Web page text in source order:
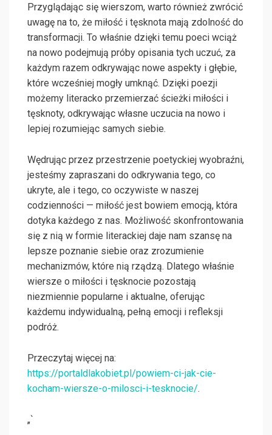
Przyglądając się wierszom, warto również zwrócić
uwagę na to, że miłość i tęsknota mają zdolność do
transformacji. To właśnie dzięki temu poeci wciąż
na nowo podejmują próby opisania tych uczuć, za
każdym razem odkrywając nowe aspekty i głębie,
które wcześniej mogły umknąć. Dzięki poezji
możemy literacko przemierzać ścieżki miłości i
tęsknoty, odkrywając własne uczucia na nowo i
lepiej rozumiejąc samych siebie.
Wędrując przez przestrzenie poetyckiej wyobraźni,
jesteśmy zapraszani do odkrywania tego, co
ukryte, ale i tego, co oczywiste w naszej
codzienności — miłość jest bowiem emocją, która
dotyka każdego z nas. Możliwość skonfrontowania
się z nią w formie literackiej daje nam szansę na
lepsze poznanie siebie oraz zrozumienie
mechanizmów, które nią rządzą. Dlatego właśnie
wiersze o miłości i tęsknocie pozostają
niezmiennie popularne i aktualne, oferując
każdemu indywidualną, pełną emocji i refleksji
podróż.
Przeczytaj więcej na:
https://portaldlakobiet.pl/powiem-ci-jak-cie-
kocham-wiersze-o-milosci-i-tesknocie/.
„`